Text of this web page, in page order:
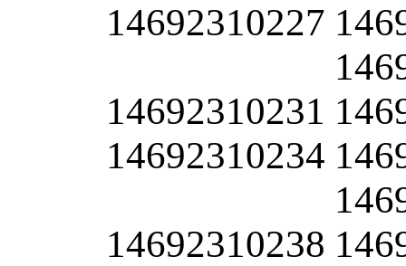
14692310227
14692310231
14692310234
14692310238